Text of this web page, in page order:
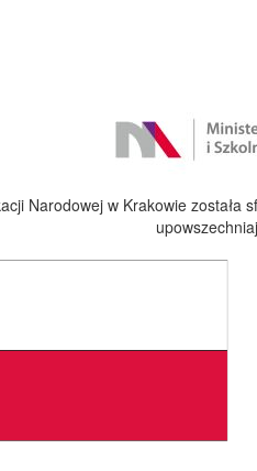
Narodowej w Krakowie